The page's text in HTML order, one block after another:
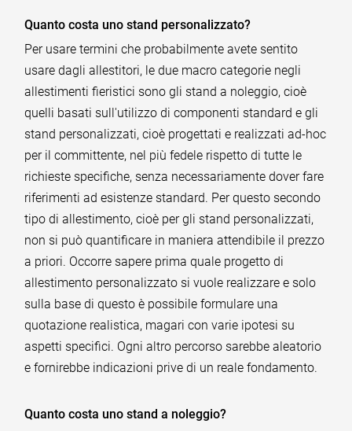
Quanto costa uno stand personalizzato?
Per usare termini che probabilmente avete sentito
usare dagli allestitori, le due macro categorie negli
allestimenti fieristici sono gli stand a noleggio, cioè
quelli basati sull'utilizzo di componenti standard e gli
stand personalizzati, cioè progettati e realizzati ad-hoc
per il committente, nel più fedele rispetto di tutte le
richieste specifiche, senza necessariamente dover fare
riferimenti ad esistenze standard. Per questo secondo
tipo di allestimento, cioè per gli stand personalizzati,
non si può quantificare in maniera attendibile il prezzo
a priori. Occorre sapere prima quale progetto di
allestimento personalizzato si vuole realizzare e solo
sulla base di questo è possibile formulare una
quotazione realistica, magari con varie ipotesi su
aspetti specifici. Ogni altro percorso sarebbe aleatorio
e fornirebbe indicazioni prive di un reale fondamento.
Quanto costa uno stand a noleggio?